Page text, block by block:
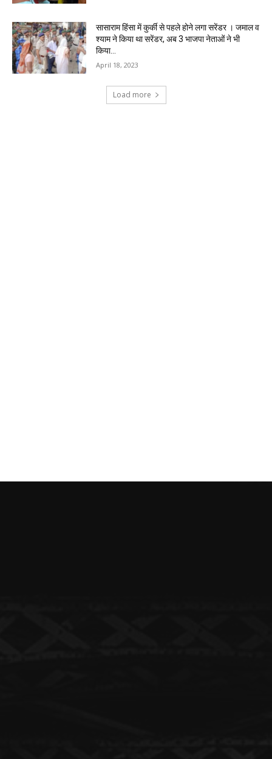
सासाराम हिंसा में कुर्की से पहले होने लगा सरेंडर । जमाल व
श्याम ने किया था सरेंडर, अब 3 भाजपा नेताओं ने भी
किया...
April 18, 2023
Load more